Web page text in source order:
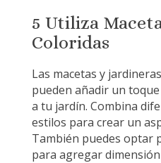
5 Utiliza
Coloridas
Las macetas y
pueden añadir un
a tu jardín. Combina
estilos para crear un
También puedes optar
para agregar